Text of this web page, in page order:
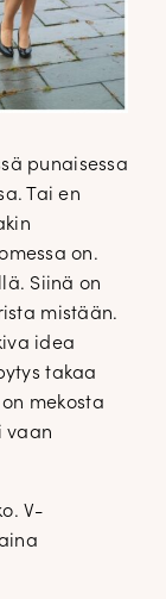
punaisessa
Tai en
on.
Siinä on
mistään.
idea
takaa
mekosta
vaan
V-